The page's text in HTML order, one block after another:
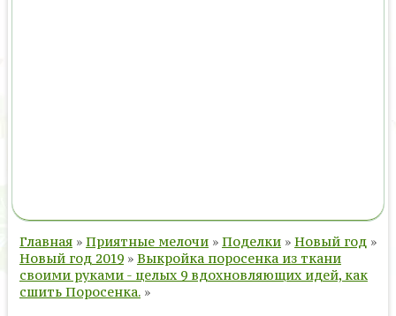
Главная » Приятные мелочи » Поделки » Новый год »
Новый год 2019 » Выкройка поросенка из ткани
своими руками - целых 9 вдохновляющих идей, как
сшить Поросенка. »